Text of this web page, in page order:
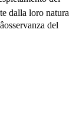
dalla loro natura
del